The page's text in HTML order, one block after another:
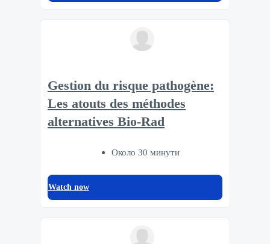
Gestion du risque pathogène:
Les atouts des méthodes
alternatives Bio-Rad
Около 30 минути
Watch now